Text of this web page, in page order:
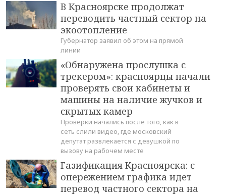
В Красноярске продолжат
переводить частный сектор на
экоотопление
Губернатор заявил об этом на прямой
линии
«Обнаружена прослушка с
трекером»: красноярцы начали
проверять свои кабинеты и
машины на наличие жучков и
скрытых камер
Проверки начались после того, как в
сеть слили видео, где московский
депутат развлекается с девушкой по
вызову на рабочем месте
Газификация Красноярска: с
опережением графика идет
перевод частного сектора на